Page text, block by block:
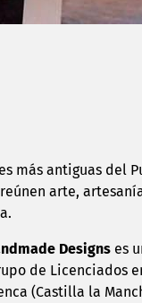
más antiguas del
arte,
Designs es
de Licenciados
(Castilla la